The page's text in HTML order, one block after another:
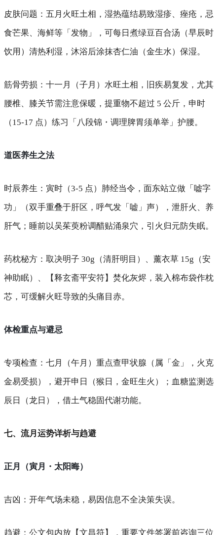
皮肤问题 ：五月火旺土相，湿热蕴结易致湿疹、痤疮，忌
食芒果、海鲜等「发物」，可每日煮绿豆百合汤（早辰时
饮用）清热利湿，沐浴后涂抹杏仁油（金生水）保湿。
筋骨劳损 ：十一月（子月）水旺土相，旧疾易复发，尤其
腰椎、膝关节需注意保暖，提重物不超过 5 公斤，申时
（15-17 点）练习「八段锦・调理脾胃须单举」护腰。
道医养生之法
时辰养生 ：寅时（3-5 点）肺经当令，面东站立做「嘘字
功」（双手重叠于肝区，呼气发「嘘」声），泄肝火、养
肝气；睡前以吴茱萸粉调醋贴涌泉穴，引火归元防失眠。
药枕秘方 ：取决明子 30g（清肝明目）、薰衣草 15g（安
神助眠）、【释玄斋平安符】焚化灰烬，装入棉布袋作枕
芯，可缓解火旺导致的头痛目赤。
体检重点与避忌
专项检查 ：七月（午月）重点查甲状腺（属「金」，火克
金易受损），避开申日（猴日，金旺生火）；血糖监测选
辰日（龙日），借土气稳固代谢功能。
七、流月运势详析与趋避
正月（寅月・太阳晦）
吉凶 ：开年气场未稳，易因信息不全决策失误。
趋避 ：公文包内放【文昌符】，重要文件签署前咨询三位